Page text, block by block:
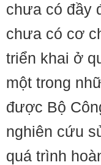
chưa có đầy
chưa có cơ
triển khai ở
một trong
được Bộ
nghiên cứu
quá trình